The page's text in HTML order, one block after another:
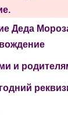
Деда
и